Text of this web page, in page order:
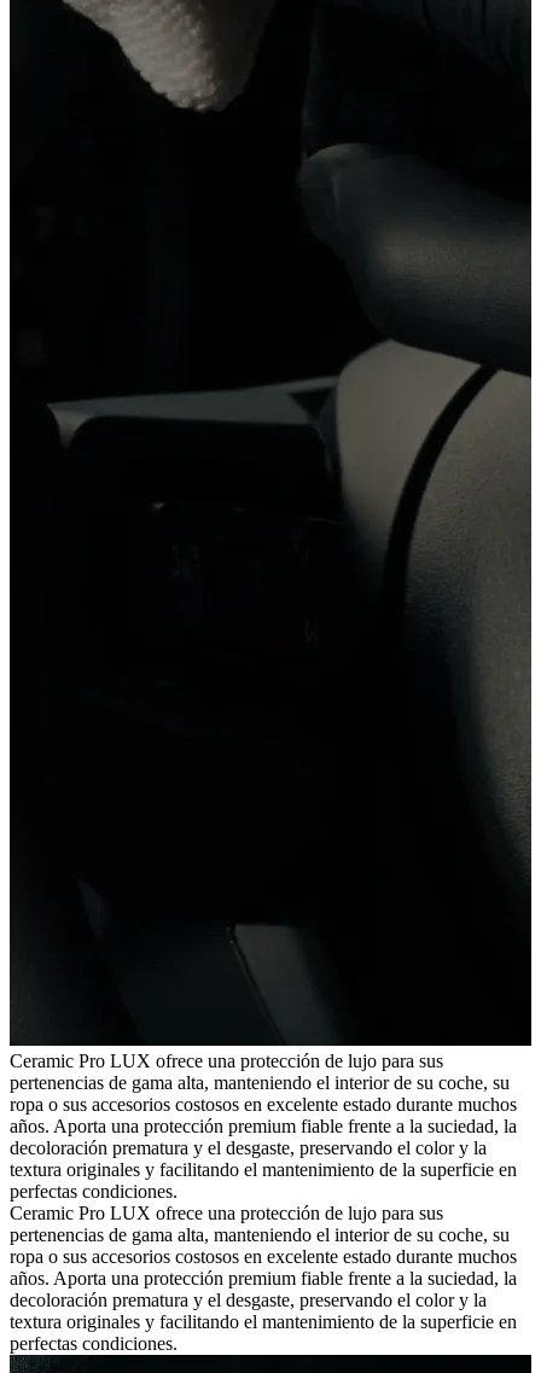
Ceramic Pro LUX ofrece una protección de lujo para sus
pertenencias de gama alta, manteniendo el interior de su coche, su
ropa o sus accesorios costosos en excelente estado durante muchos
años. Aporta una protección premium fiable frente a la suciedad, la
decoloración prematura y el desgaste, preservando el color y la
textura originales y facilitando el mantenimiento de la superficie en
perfectas condiciones.
Ceramic Pro LUX ofrece una protección de lujo para sus
pertenencias de gama alta, manteniendo el interior de su coche, su
ropa o sus accesorios costosos en excelente estado durante muchos
años. Aporta una protección premium fiable frente a la suciedad, la
decoloración prematura y el desgaste, preservando el color y la
textura originales y facilitando el mantenimiento de la superficie en
perfectas condiciones.